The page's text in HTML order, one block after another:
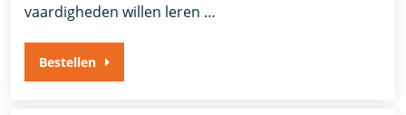
vaardigheden willen leren …
Bestellen